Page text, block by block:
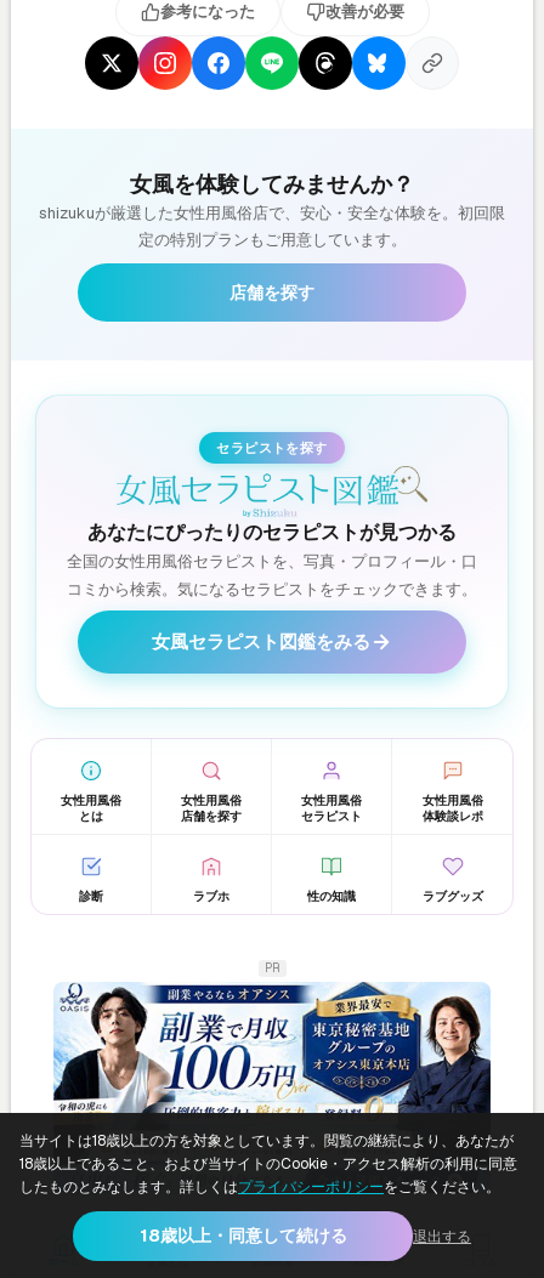
参考になった 改善が必要
女風を体験してみませんか？
shizukuが厳選した女性用風俗店で、安心・安全な体験を。初回限
定の特別プランもご用意しています。
店舗を探す
セラピストを探す
あなたにぴったりのセラピストが見つかる
全国の女性用風俗セラピストを、写真・プロフィール・口
コミから検索。気になるセラピストをチェックできます。
女風セラピスト図鑑をみる
女性用風俗
とは
女性用風俗
店舗を探す
女性用風俗
セラピスト
女性用風俗
体験談レポ
診断 ラブホ 性の知識 ラブグッズ
PR
shizuku 【女性用風俗】オアシス本店のるいに迫る！推しセラピスト一問一答インタビュー
女風とは 店舗検索 体験談レポ
当サイトは18歳以上の方を対象としています。閲覧の継続により、あなたが
18歳以上であること、および当サイトのCookie・アクセス解析の利用に同意
したものとみなします。詳しくはプライバシーポリシーをご覧ください。
18歳以上・同意して続ける 退出する